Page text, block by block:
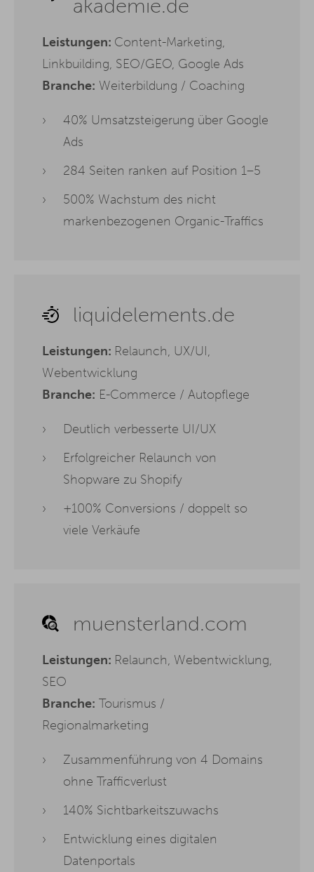
akademie.de
Leistungen: Content-Marketing,
Linkbuilding, SEO/GEO, Google Ads
Branche: Weiterbildung / Coaching
40% Umsatzsteigerung über Google
Ads
284 Seiten ranken auf Position 1–5
500% Wachstum des nicht
markenbezogenen Organic-Traffics
liquidelements.de
Leistungen: Relaunch, UX/UI,
Webentwicklung
Branche: E-Commerce / Autopflege
Deutlich verbesserte UI/UX
Erfolgreicher Relaunch von
Shopware zu Shopify
+100% Conversions / doppelt so
viele Verkäufe
muensterland.com
Leistungen: Relaunch, Webentwicklung,
SEO
Branche: Tourismus /
Regionalmarketing
Zusammenführung von 4 Domains
ohne Trafficverlust
140% Sichtbarkeitszuwachs
Entwicklung eines digitalen
Datenportals